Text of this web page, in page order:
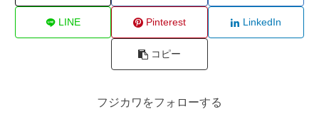
LINE Pinterest LinkedIn
コピー
フジカワをフォローする